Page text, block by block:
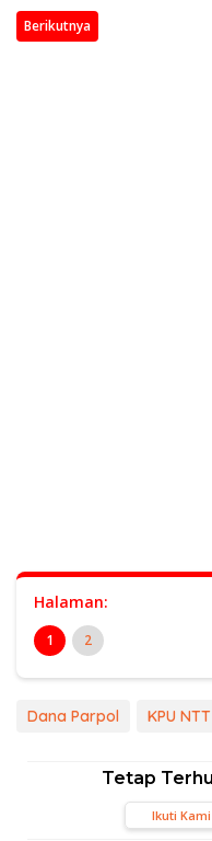
Berikutnya
Halaman:
1 2
Dana Parpol KPU NTT
Tetap
Ikuti Kami